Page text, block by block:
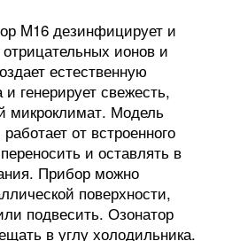
M16 дезинфицирует и
ионов и
естественную
генерирует свежесть,
микроклимат. Модель
от встроенного
и оставлять в
Прибор можно
поверхности,
подвесить. Озонатор
в углу холодильника.